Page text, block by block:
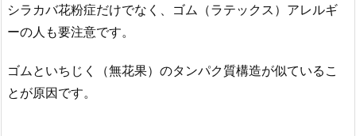
シラカバ花粉症だけでなく、ゴム（ラテックス）アレルギ
ーの人も要注意です。
ゴムといちじく（無花果）のタンパク質構造が似ているこ
とが原因です。